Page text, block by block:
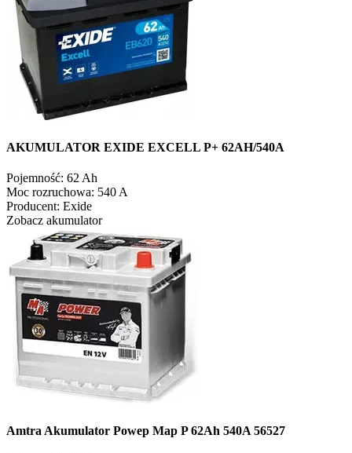
AKUMULATOR EXIDE EXCELL P+ 62AH/540A
Pojemność: 62 Ah
Moc rozruchowa: 540 A
Producent: Exide
Zobacz akumulator
Amtra Akumulator Powep Map P 62Ah 540A 56527